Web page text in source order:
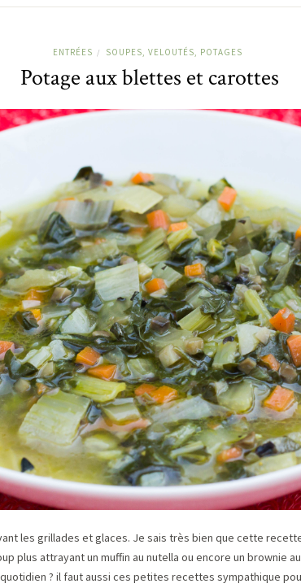
ENTRÉES / SOUPES, VELOUTÉS, POTAGES
Potage aux blettes et carottes
les grillades et glaces. Je sais très bien que cette recette
plus attrayant un muffin au nutella ou encore un brownie
? il faut aussi ces petites recettes sympathique